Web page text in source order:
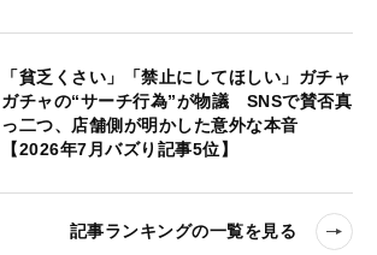
「貧乏くさい」「禁止にしてほしい」ガチャ
ガチャの“サーチ行為”が物議 SNSで賛否真
っ二つ、店舗側が明かした意外な本音
【2026年7月バズり記事5位】
記事ランキングの一覧を見る